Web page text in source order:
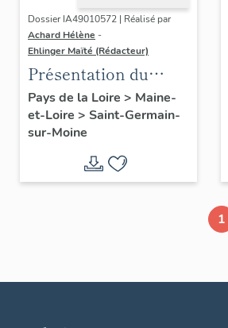
Dossier IA49010572 | Réalisé par
Achard Hélène -
Ehlinger Maïté (Rédacteur)
Présentation du
patrimoine
industriel de la
commune de Saint-
Germain-sur-Moine
Pays de la Loire > Maine-
et-Loire > Saint-Germain-
sur-Moine
1